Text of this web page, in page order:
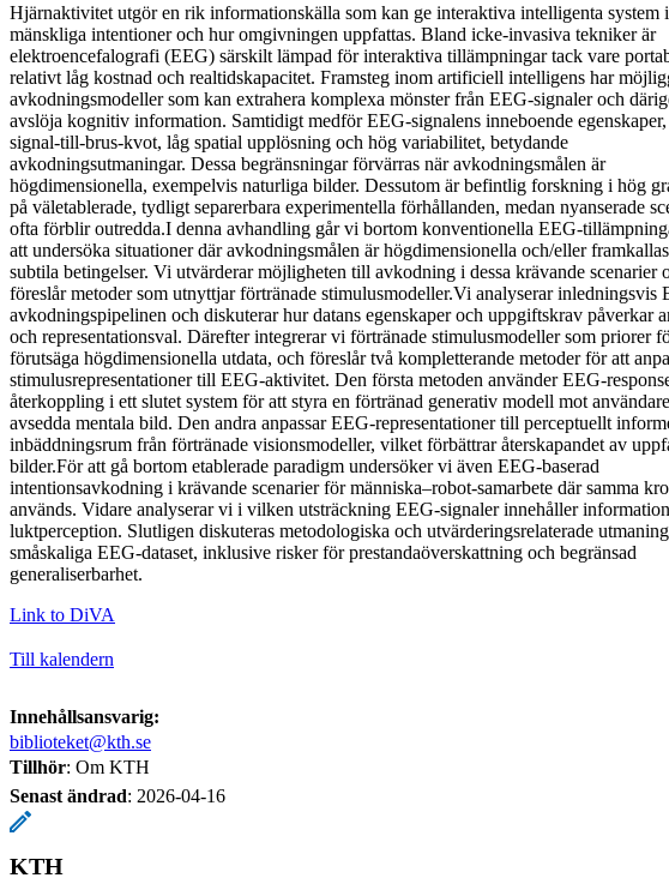
Hjärnaktivitet utgör en rik informationskälla som kan ge interaktiva intelligenta system
mänskliga intentioner och hur omgivningen uppfattas. Bland icke-invasiva tekniker är
elektroencefalografi (EEG) särskilt lämpad för interaktiva tillämpningar tack vare
relativt låg kostnad och realtidskapacitet. Framsteg inom artificiell intelligens har
avkodningsmodeller som kan extrahera komplexa mönster från EEG-signaler och
avslöja kognitiv information. Samtidigt medför EEG-signalens inneboende egenskaper,
signal-till-brus-kvot, låg spatial upplösning och hög variabilitet, betydande
avkodningsutmaningar. Dessa begränsningar förvärras när avkodningsmålen är
högdimensionella, exempelvis naturliga bilder. Dessutom är befintlig forskning i hög
på väletablerade, tydligt separerbara experimentella förhållanden, medan nyanserade
ofta förblir outredda.I denna avhandling går vi bortom konventionella EEG-
att undersöka situationer där avkodningsmålen är högdimensionella och/eller
subtila betingelser. Vi utvärderar möjligheten till avkodning i dessa krävande scenarier
föreslår metoder som utnyttjar förtränade stimulusmodeller.Vi analyserar inledningsvis
avkodningspipelinen och diskuterar hur datans egenskaper och uppgiftskrav påverkar
och representationsval. Därefter integrerar vi förtränade stimulusmodeller som priorer
förutsäga högdimensionella utdata, och föreslår två kompletterande metoder för att
stimulusrepresentationer till EEG-aktivitet. Den första metoden använder EEG-
återkoppling i ett slutet system för att styra en förtränad generativ modell mot
avsedda mentala bild. Den andra anpassar EEG-representationer till perceptuellt
inbäddningsrum från förtränade visionsmodeller, vilket förbättrar återskapandet av
bilder.För att gå bortom etablerade paradigm undersöker vi även EEG-baserad
intentionsavkodning i krävande scenarier för människa–robot-samarbete där samma
används. Vidare analyserar vi i vilken utsträckning EEG-signaler innehåller
luktperception. Slutligen diskuteras metodologiska och utvärderingsrelaterade
småskaliga EEG-dataset, inklusive risker för prestandaöverskattning och begränsad
generaliserbarhet.
Link to DiVA
Till kalendern
Innehållsansvarig:
biblioteket@kth.se
Tillhör: Om KTH
Senast ändrad: 2026-04-16
KTH